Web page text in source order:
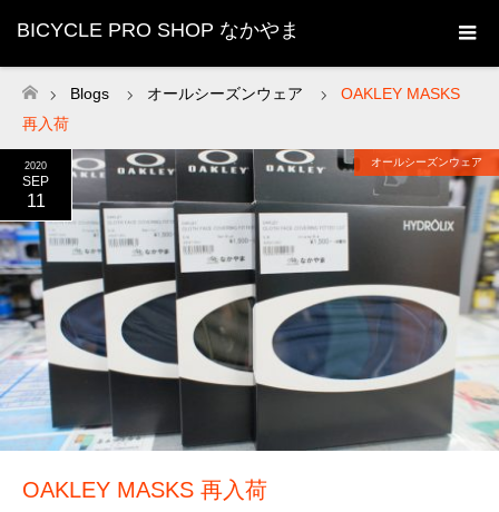
BICYCLE PRO SHOP なかやま
ホーム
Blogs オールシーズンウェア
OAKLEY MASKS
再入荷
2020
SEP
11
オールシーズンウェア
OAKLEY MASKS 再入荷